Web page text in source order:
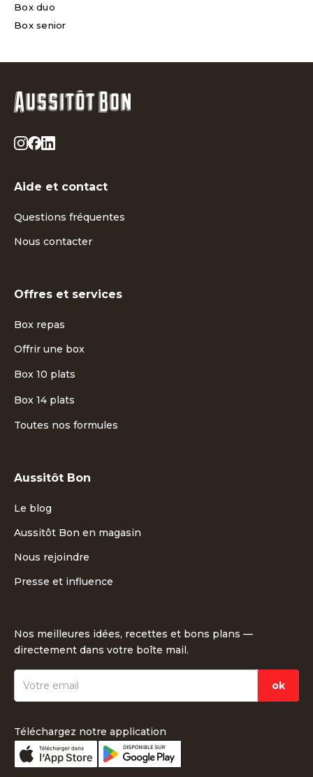
Box duo
Box senior
Aide et contact
Questions fréquentes
Nous contacter
Offres et services
Box repas
Offrir une box
Box 10 plats
Box 14 plats
Toutes nos formules
Aussitôt Bon
Le blog
Aussitôt Bon en magasin
Nous rejoindre
Presse et influence
Nos meilleures idées, recettes et bons plans —
directement dans votre boîte mail.
Téléchargez notre application